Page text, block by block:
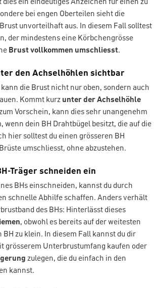
dies ein eindeutiges Anzeichen für einen zu
bei engen Oberteilen sieht die
unvorteilhaft aus. In diesem Fall solltest
der mindestens eine Körbchengrösse
Brust vollkommen umschliesst.
den Achselhöhlen sichtbar
kann die Brust nicht nur oben, sondern auch
Kommt kurz unter der Achselhöhle
Vorschein, kann dies sehr unangenehm
wenn dein BH Drahtbügel besitzt, die auf die
hier solltest du einen grösseren BH
umschliesst, ohne abzustehen.
Träger schneiden ein
BHs einschneiden, kannst du durch
schnelle Abhilfe schaffen. Anders verhält
des BHs: Hinterlässt dieses
, obwohl es bereits auf der weitesten
BH zu klein. In diesem Fall kannst du dir
grösserem Unterbrustumfang kaufen oder
zulegen, die du einfach in den
kannst.